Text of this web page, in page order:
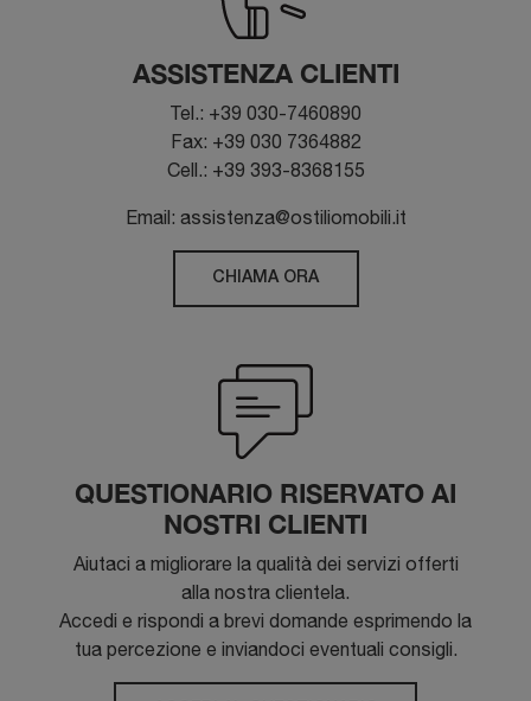
ASSISTENZA CLIENTI
Tel.: +39 030-7460890
Fax: +39 030 7364882
Cell.: +39 393-8368155
Email: assistenza@ostiliomobili.it
CHIAMA ORA
QUESTIONARIO RISERVATO AI
NOSTRI CLIENTI
Aiutaci a migliorare la qualità dei servizi offerti
alla nostra clientela.
Accedi e rispondi a brevi domande esprimendo la
tua percezione e inviandoci eventuali consigli.